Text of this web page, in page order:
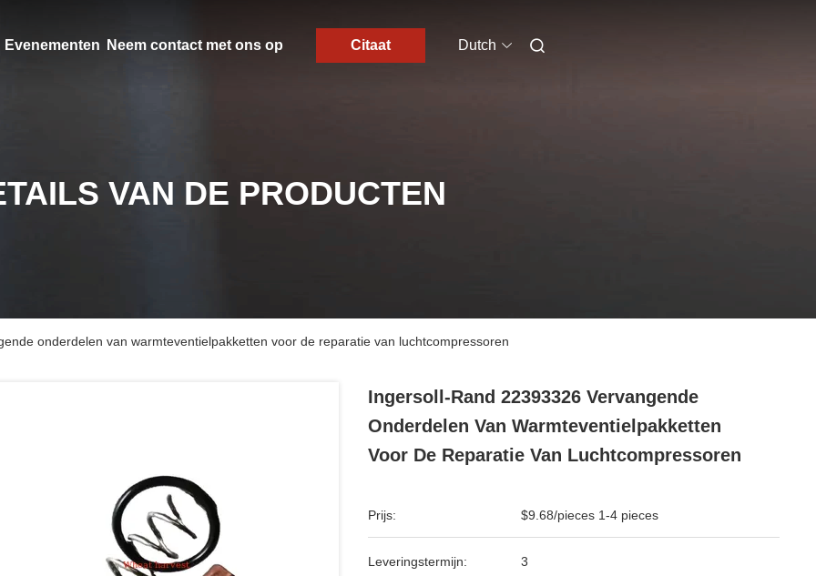
Evenementen Neem contact met ons op Citaat Dutch
VAN DE PRODUCTEN
onderdelen van warmteventielpakketten voor de reparatie van luchtcompressoren
Ingersoll-Rand 22393326 Vervangende
Onderdelen Van Warmteventielpakketten
Voor De Reparatie Van Luchtcompressoren
Prijs: $9.68/pieces 1-4 pieces
Leveringstermijn: 3